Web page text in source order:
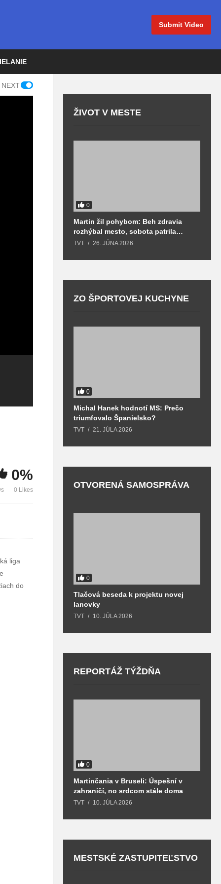
Submit Video
Na štart 3.ročníka
behu z Košút do
V Martine
pokračovali
ďalšími kolami
viaceré strelecké
0%
0 Likes
liga
do
ŽIVOT V MESTE
0
Martin žil pohybom: Beh zdravia
rozhýbal mesto, sobota patrila
zdraviu a prevencii
TVT 26. JÚNA 2026
ZO ŠPORTOVEJ KUCHYNE
0
Michal Hanek hodnotí MS: Prečo
triumfovalo Španielsko?
TVT 21. JÚLA 2026
OTVORENÁ SAMOSPRÁVA
0
Tlačová beseda k projektu novej
lanovky
TVT 10. JÚLA 2026
REPORTÁŽ TÝŽDŇA
0
Martinčania v Bruseli: Úspešní v
zahraničí, no srdcom stále doma
TVT 10. JÚLA 2026
MESTSKÉ ZASTUPITEĽSTVO